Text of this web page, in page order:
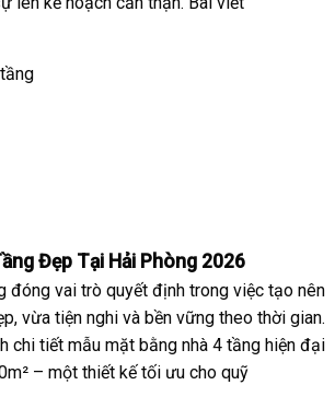
Đẹp Tại Hải Phòng 2026
đóng vai trò quyết định trong việc tạo nên
vừa tiện nghi và bền vững theo thời gian.
chi tiết mẫu mặt bằng nhà 4 tầng hiện đại
– một thiết kế tối ưu cho quỹ